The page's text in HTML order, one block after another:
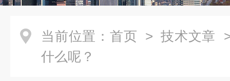
当前位置： 首页 > 技术文章
什么呢？